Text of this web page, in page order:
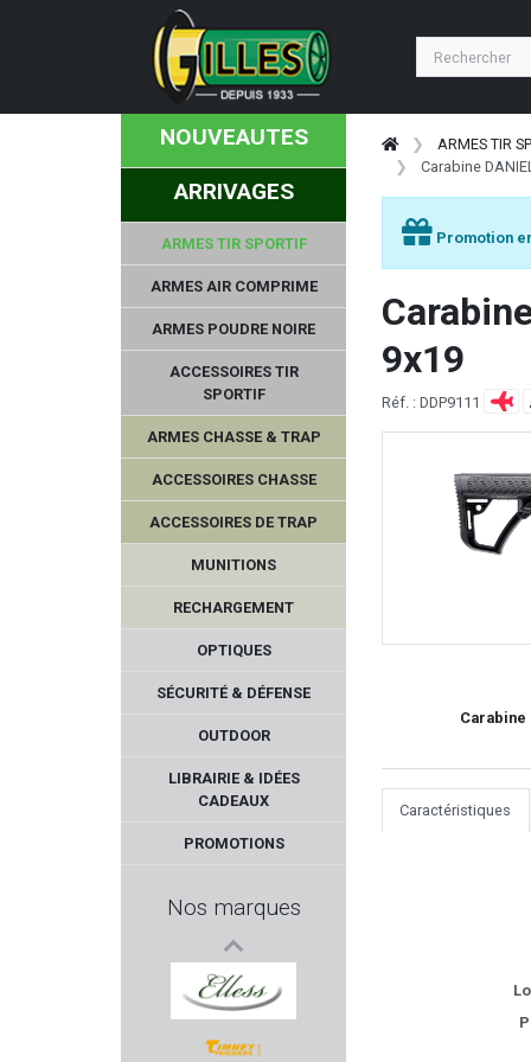
NOUVEAUTES
ARRIVAGES
ARMES TIR SPORTIF
ARMES AIR COMPRIME
ARMES POUDRE NOIRE
ACCESSOIRES TIR
SPORTIF
ARMES CHASSE & TRAP
ACCESSOIRES CHASSE
ACCESSOIRES DE TRAP
MUNITIONS
RECHARGEMENT
OPTIQUES
SÉCURITÉ & DÉFENSE
OUTDOOR
LIBRAIRIE & IDÉES
CADEAUX
PROMOTIONS
Nos marques
DOOGY
ELLESS
ARMES TIR
Carabine
Promotion
9x19
Réf. : DDP9111
Carabine
Caractéristiques